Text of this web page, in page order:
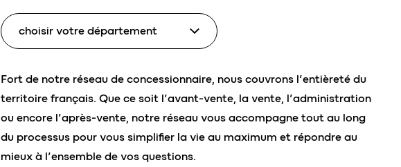
Fort de notre réseau de concessionnaire, nous couvrons l’entièreté du
territoire français. Que ce soit l’avant-vente, la vente, l’administration
ou encore l’après-vente, notre réseau vous accompagne tout au long
du processus pour vous simplifier la vie au maximum et répondre au
mieux à l’ensemble de vos questions.